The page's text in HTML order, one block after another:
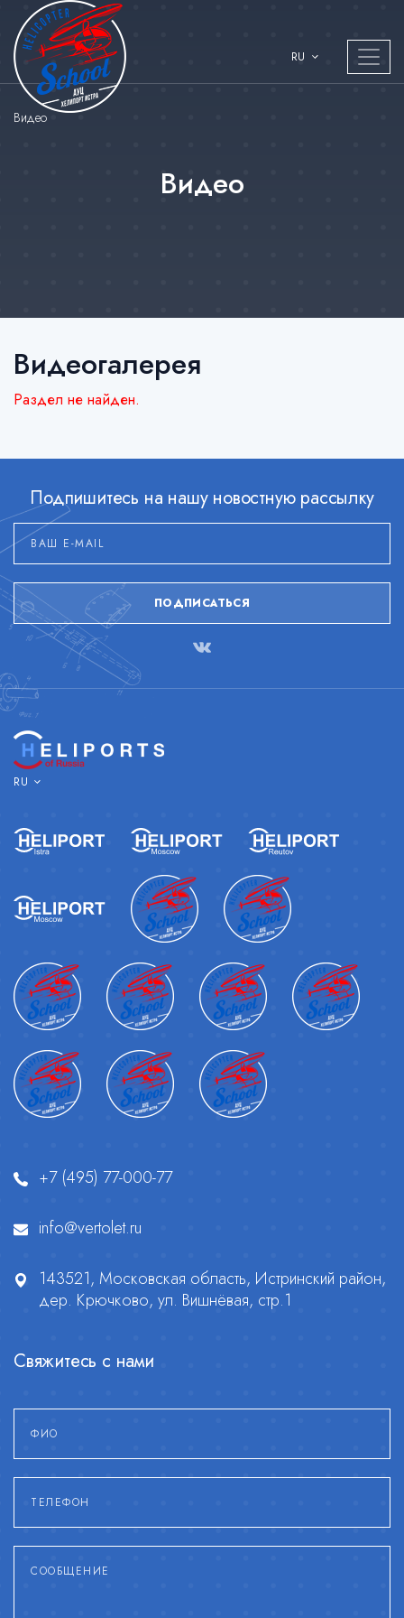
RU
Видео
Видео
Видеогалерея
Раздел не найден.
Подпишитесь на нашу новостную рассылку
ПОДПИСАТЬСЯ
RU
+7 (495) 77-000-77
info@vertolet.ru
143521, Московская область, Истринский район,
дер. Крючково, ул. Вишнёвая, стр.1
Свяжитесь с нами